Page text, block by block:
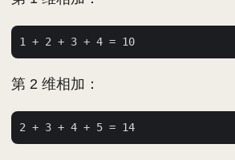
第 2 维相加：